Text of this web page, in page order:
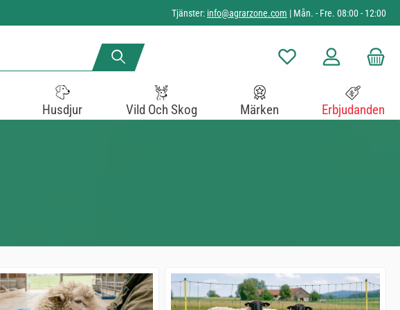
Tjänster: info@agrarzone.com | Mån. - Fre. 08:00 - 12:00
Du har 0 objekt i
Husdjur Vild Och Skog Märken Erbjudanden